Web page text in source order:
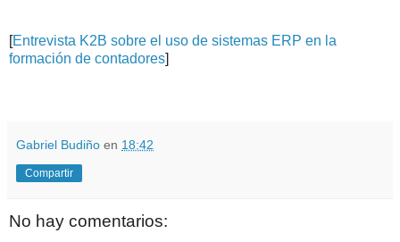
[Entrevista K2B sobre el uso de sistemas ERP en la
formación de contadores]
Gabriel Budiño en 18:42
Compartir
No hay comentarios: